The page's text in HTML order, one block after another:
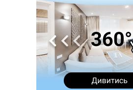
У Франківську, Коломиї, Долині
зафіксували рекордну спеку
Змушував надсилати інтимні фото:
затримали підозрюваного у
АМКУ розпочав справу проти
через різні ставки земельного
Синоптики попереджають про
до кінця п'ятниці